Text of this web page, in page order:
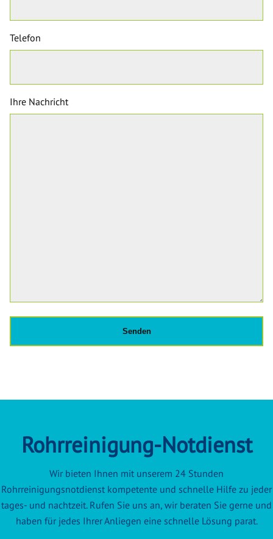
Telefon
Ihre Nachricht
Rohrreinigung-Notdienst
Wir bieten Ihnen mit unserem 24 Stunden
Rohrreinigungsnotdienst kompetente und schnelle Hilfe zu jeder
tages- und nachtzeit. Rufen Sie uns an, wir beraten Sie gerne und
haben für jedes Ihrer Anliegen eine schnelle Lösung parat.